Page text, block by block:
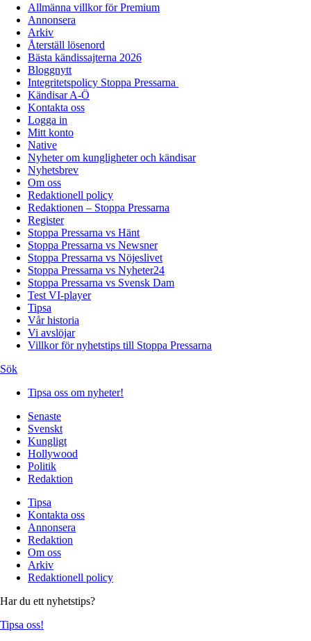
Allmänna villkor för Premium
Annonsera
Arkiv
Återställ lösenord
Bästa kändissajterna 2026
Bloggnytt
Integritetspolicy Stoppa Pressarna
Kändisar A-Ö
Kontakta oss
Logga in
Mitt konto
Native
Nyheter om kungligheter och kändisar
Nyhetsbrev
Om oss
Redaktionell policy
Redaktionen – Stoppa Pressarna
Register
Stoppa Pressarna vs Hänt
Stoppa Pressarna vs Newsner
Stoppa Pressarna vs Nöjeslivet
Stoppa Pressarna vs Nyheter24
Stoppa Pressarna vs Svensk Dam
Test VI-player
Tipsa
Vår historia
Vi avslöjar
Villkor för nyhetstips till Stoppa Pressarna
Sök
Tipsa oss om nyheter!
Senaste
Svenskt
Kungligt
Hollywood
Politik
Redaktion
Tipsa
Kontakta oss
Annonsera
Redaktion
Om oss
Arkiv
Redaktionell policy
Har du ett nyhetstips?
Tipsa oss!